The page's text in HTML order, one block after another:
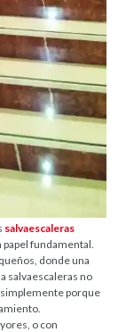
salvaescaleras
fundamental.
donde una
salvaescaleras no
simplemente porque
o con